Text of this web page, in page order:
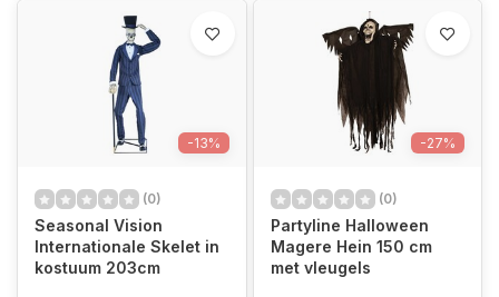
-13%
(0)
Seasonal Vision
Internationale Skelet in
kostuum 203cm
-27%
(0)
Partyline Halloween
Magere Hein 150 cm
met vleugels